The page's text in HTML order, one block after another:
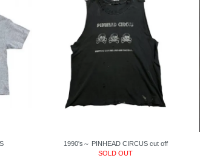
1990's～ PINHEAD CIRCUS cut off
SOLD OUT